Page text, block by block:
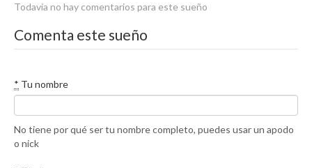
Todavía no hay comentarios para este sueño
Comenta este sueño
* Tu nombre
No tiene por qué ser tu nombre completo, puedes usar un apodo
o nick